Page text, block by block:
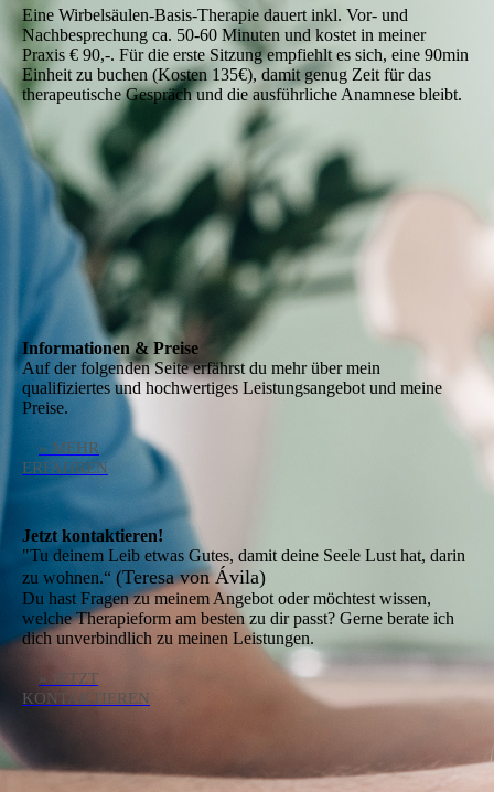
Eine Wirbelsäulen-Basis-Therapie dauert inkl. Vor- und
Nachbesprechung ca. 50-60 Minuten und kostet in meiner
Praxis € 90,-. Für die erste Sitzung empfiehlt es sich, eine 90min
Einheit zu buchen (Kosten 135€), damit genug Zeit für das
therapeutische Gespräch und die ausführliche Anamnese bleibt.
Informationen & Preise
Auf der folgenden Seite erfährst du mehr über mein
qualifiziertes und hochwertiges Leistungsangebot und meine
Preise.
» MEHR
ERFAHREN
Jetzt kontaktieren!
"Tu deinem Leib etwas Gutes, damit deine Seele Lust hat, darin
zu wohnen.“ (Teresa von Ávila)
Du hast Fragen zu meinem Angebot oder möchtest wissen,
welche Therapieform am besten zu dir passt? Gerne berate ich
dich unverbindlich zu meinen Leistungen.
» JETZT
KONTAKTIEREN